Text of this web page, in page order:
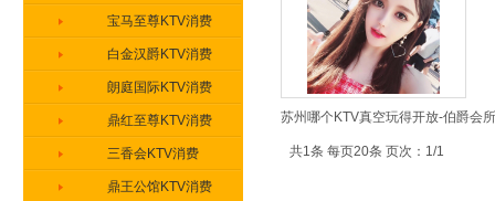
苏州哪个KTV真空玩得开放-伯爵会
共1条 每页20条 页次：1/1
宝马至尊KTV消费
白金汉爵KTV消费
朗庭国际KTV消费
鼎红至尊KTV消费
三香会KTV消费
鼎王公馆KTV消费